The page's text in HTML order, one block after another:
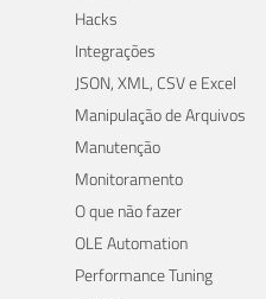
Hacks
Integrações
JSON, XML, CSV e Excel
Manipulação de Arquivos
Manutenção
Monitoramento
O que não fazer
OLE Automation
Performance Tuning